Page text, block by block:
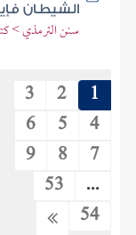
الشيطان
سنن الترمذي >
1
2
3
4
5
6
7
8
9
...
53
54